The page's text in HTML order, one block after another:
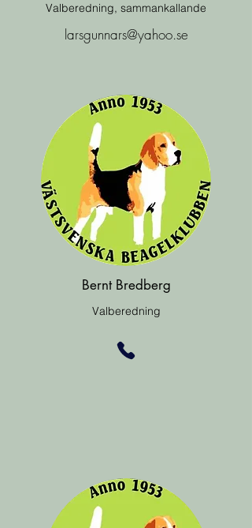
Valberedning, sammankallande
larsgunnars@yahoo.se
Bernt Bredberg
Valberedning